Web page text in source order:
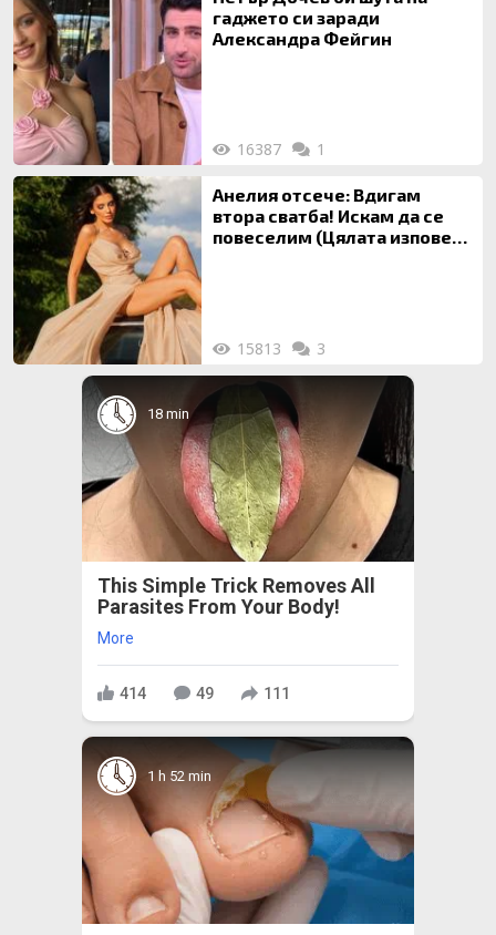
гаджето си заради
Александра Фейгин
16387 1
Анелия отсече: Вдигам
втора сватба! Искам да се
повеселим (Цялата изповед
15813 3
18 min
This Simple Trick Removes All
Parasites From Your Body!
More
414 49 111
1 h 52 min